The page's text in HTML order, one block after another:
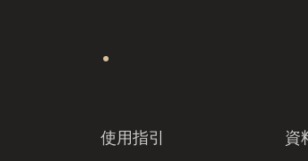
使用指引 資